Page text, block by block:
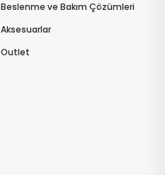
Beslenme ve Bakım Çözümleri
Aksesuarlar
Outlet